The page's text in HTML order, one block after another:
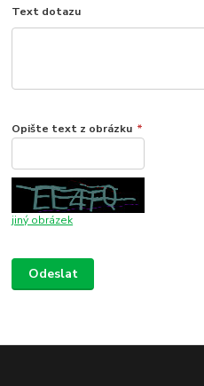
Text dotazu
Opište text z obrázku *
jiný obrázek